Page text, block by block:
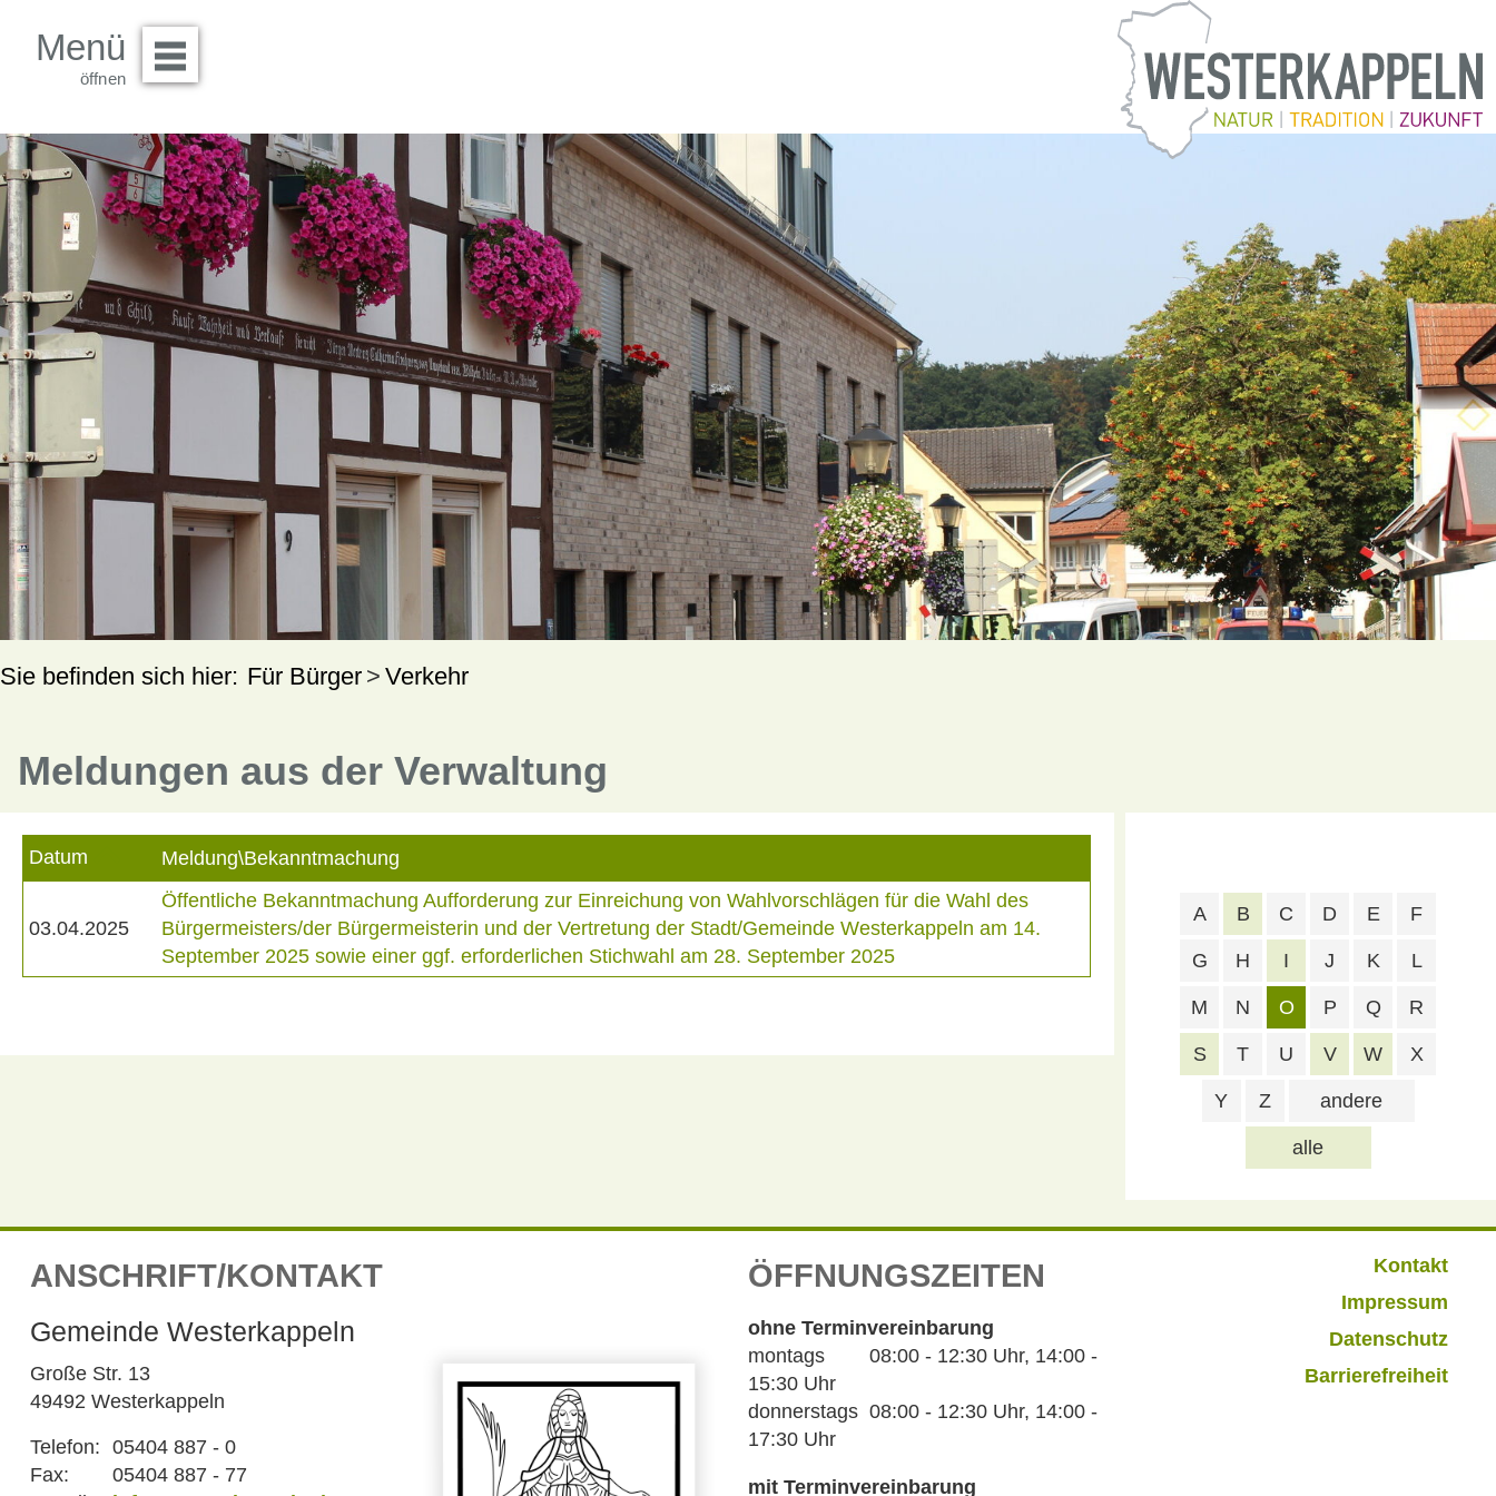
Menü
Für Bürger Verkehr
Meldungen aus der Verwaltung
Datum Meldung\Bekanntmachung
03.04.2025
Öffentliche Bekanntmachung Aufforderung zur Einreichung von Wahlvorschlägen für die Wahl des
Bürgermeisters/der Bürgermeisterin und der Vertretung der Stadt/Gemeinde Westerkappeln am 14.
September 2025 sowie einer ggf. erforderlichen Stichwahl am 28. September 2025
alle
A B C D E F
G H I J K L
M N O P Q R
S T U V W X
Y Z andere
ANSCHRIFT/KONTAKT
Gemeinde Westerkappeln
Große Str. 13
49492 Westerkappeln
Telefon: 05404 887 - 0
Fax:
05404 887 - 77
ÖFFNUNGSZEITEN
ohne Terminvereinbarung
montags 08:00 - 12:30 Uhr, 14:00 -
15:30 Uhr
donnerstags 08:00 - 12:30 Uhr, 14:00 -
17:30 Uhr
mit Terminvereinbarung
Kontakt
Impressum
Datenschutz
Barrierefreiheit